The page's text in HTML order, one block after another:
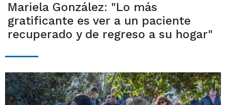
Mariela González: "Lo más
gratificante es ver a un paciente
recuperado y de regreso a su hogar"